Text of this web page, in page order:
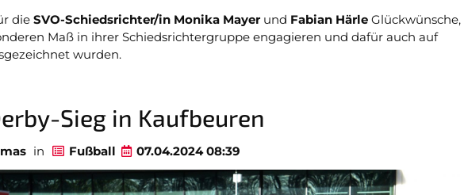
die SVO-Schiedsrichter/in Monika Mayer und Fabian Härle Glückwünsche,
Maß in ihrer Schiedsrichtergruppe engagieren und dafür auch auf
wurden.
Sieg in Kaufbeuren
in Fußball 07.04.2024 08:39